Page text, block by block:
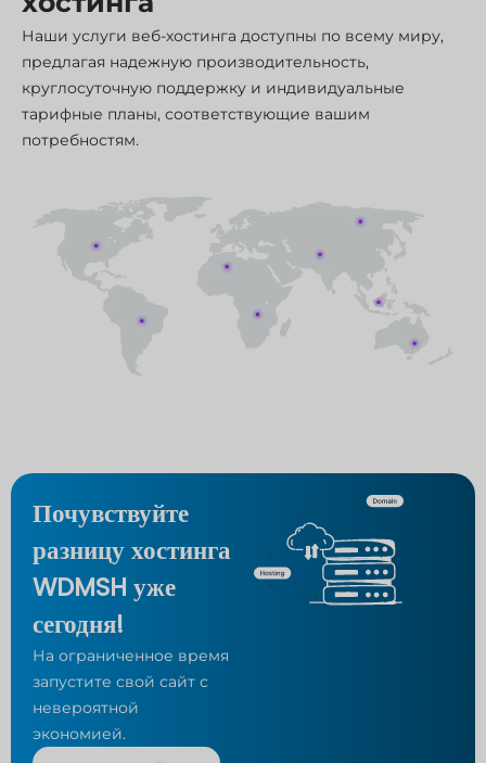
Наши услуги веб-хостинга доступны по всему миру,
предлагая надежную производительность,
круглосуточную поддержку и индивидуальные
тарифные планы, соответствующие вашим
потребностям.
Почувствуйте
разницу хостинга
WDMSH уже
сегодня!
На ограниченное время
запустите свой сайт с
невероятной
экономией.